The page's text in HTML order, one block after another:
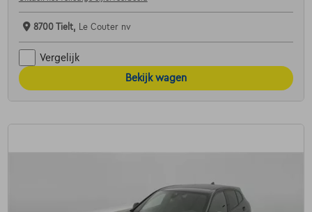
8700 Tielt, Le Couter nv
Vergelijk
Bekijk wagen